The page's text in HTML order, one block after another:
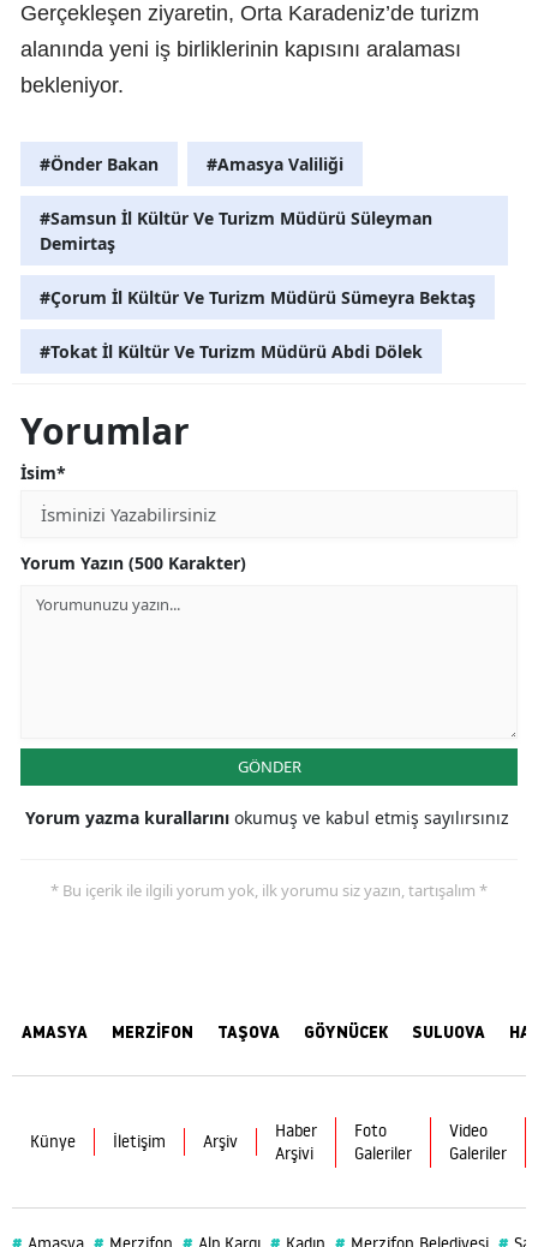
Gerçekleşen ziyaretin, Orta Karadeniz’de turizm
alanında yeni iş birliklerinin kapısını aralaması
bekleniyor.
#Önder Bakan #Amasya Valiliği
#Samsun İl Kültür Ve Turizm Müdürü Süleyman
Demirtaş
#Çorum İl Kültür Ve Turizm Müdürü Sümeyra Bektaş
#Tokat İl Kültür Ve Turizm Müdürü Abdi Dölek
Yorumlar
İsim*
Yorum Yazın (500 Karakter)
GÖNDER
Yorum yazma kurallarını okumuş ve kabul etmiş sayılırsınız
* Bu içerik ile ilgili yorum yok, ilk yorumu siz yazın, tartışalım *
AMASYA MERZİFON TAŞOVA GÖYNÜCEK SULUOVA
Künye İletişim Arşiv
Haber
Arşivi
Foto
Galeriler
Video
Galeriler